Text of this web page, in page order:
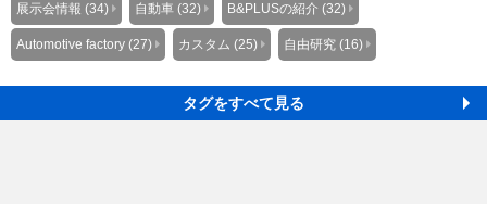
展示会情報 (34) 自動車 (32) B&PLUSの紹介 (32)
Automotive factory (27) カスタム (25) 自由研究 (16)
タグをすべて見る